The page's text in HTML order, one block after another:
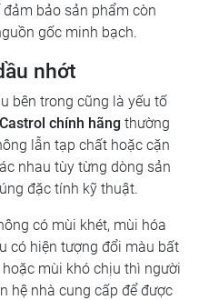
bảo sản phẩm còn
gốc minh bạch.
nhớt
bên trong cũng là yếu tố
chính hãng thường
lẫn tạp chất hoặc cặn
nhau tùy từng dòng sản
đặc tính kỹ thuật.
có mùi khét, mùi hóa
có hiện tượng đổi màu bất
mùi khó chịu thì người
hệ nhà cung cấp để được